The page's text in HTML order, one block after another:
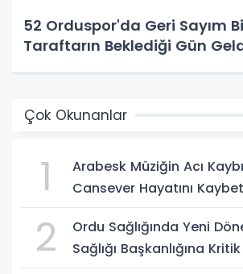
52 Orduspor'da Geri Sayım
Taraftarın Beklediği Gün
Çok Okunanlar
1
Arabesk Müziğin Acı
Cansever Hayatını
2
Ordu Sağlığında Yeni
Sağlığı Başkanlığına